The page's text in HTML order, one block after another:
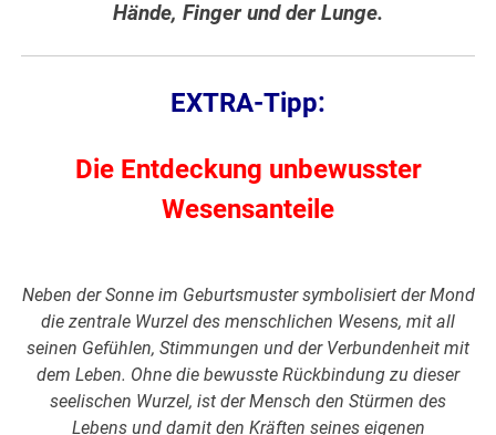
Hände, Finger und der Lunge.
EXTRA-Tipp:
Die Entdeckung unbewusster
Wesensanteile
Neben der Sonne im Geburtsmuster symbolisiert der Mond
die zentrale Wurzel des menschlichen Wesens, mit all
seinen Gefühlen, Stimmungen und der Verbundenheit mit
dem Leben. Ohne die bewusste Rückbindung zu dieser
seelischen Wurzel, ist der Mensch den Stürmen des
Lebens und damit den Kräften seines eigenen